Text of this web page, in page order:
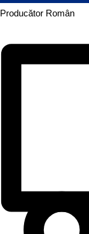
Producător Român